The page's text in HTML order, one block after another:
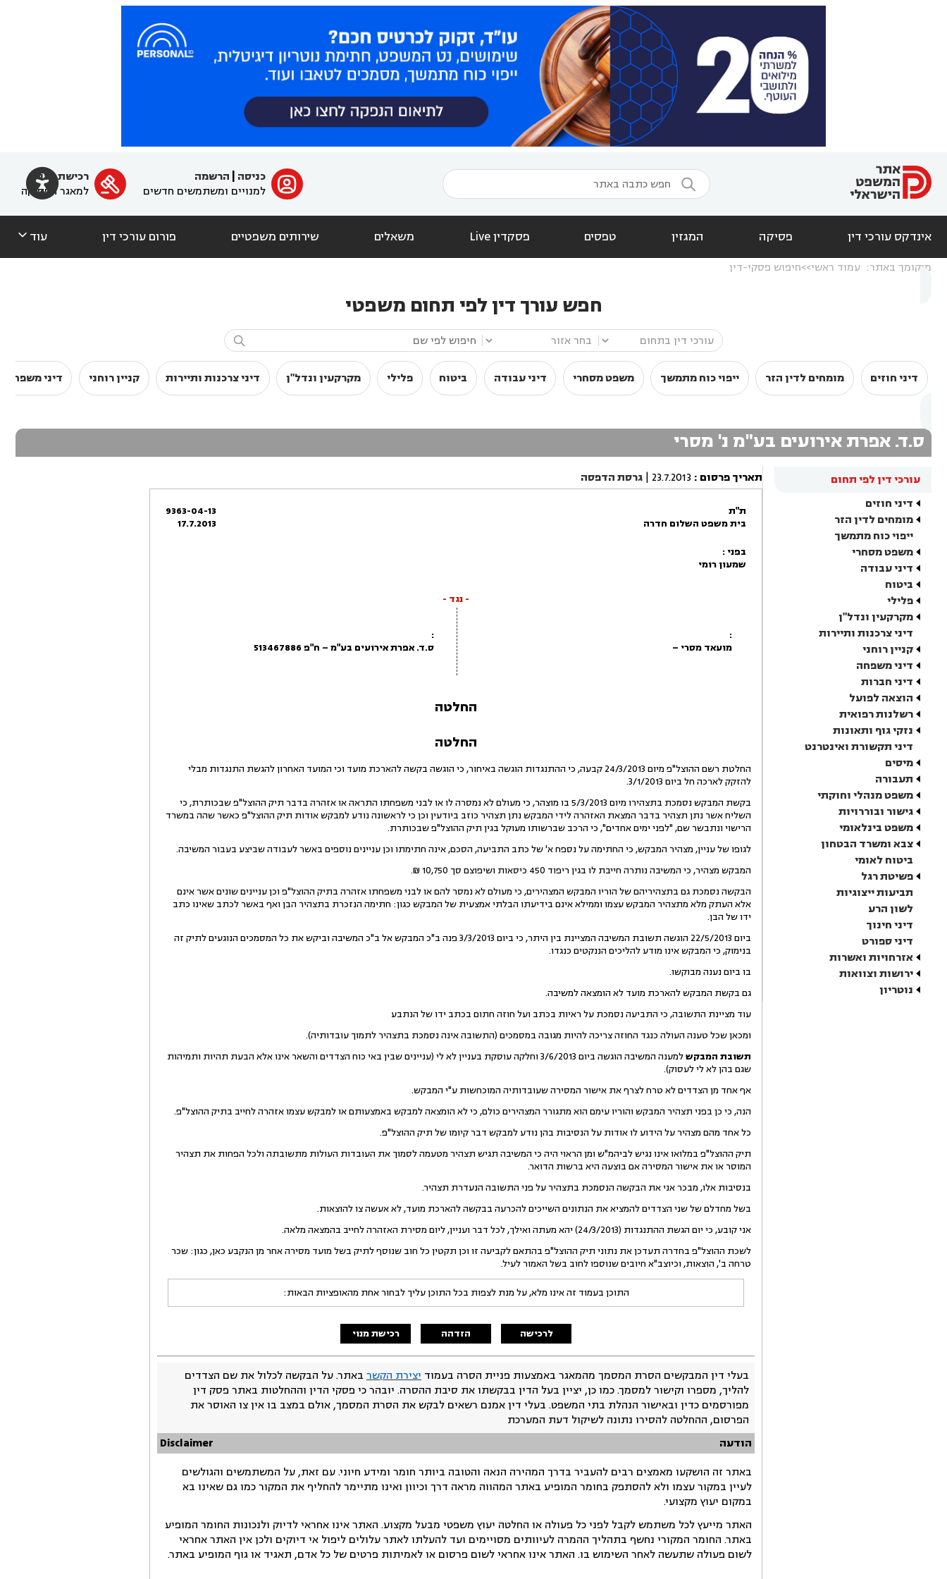
  ﱐ כניסה
הרשמה
למנויים ומשתמשים חדשים

רכישת מנוי
למאגר הפסיקה
אינדקס עורכי דין פסיקה המגזין טפסים פסקדין Live משאלים שירותים משפטיים פורום עורכי דין עוד 
מיקומך באתר: עמוד ראשי חיפוש פסקי-דין
חפש עורך דין לפי תחום משפטי

דיני חוזים מומחים לדין הזר ייפוי כוח מתמשך משפט מסחרי דיני עבודה ביטוח פלילי מקרקעין ונדל"ן דיני צרכנות ותיירות קניין רוחני דיני משפחה
ס.ד. אפרת אירועים בע"מ נ' מסרי
עורכי דין לפי תחום
דיני חוזים
מומחים לדין הזר
ייפוי כוח מתמשך
משפט מסחרי
דיני עבודה
ביטוח
פלילי
מקרקעין ונדל"ן
דיני צרכנות ותיירות
קניין רוחני
דיני משפחה
דיני חברות
הוצאה לפועל
רשלנות רפואית
נזקי גוף ותאונות
דיני תקשורת ואינטרנט
מיסים
תעבורה
משפט מנהלי וחוקתי
גישור ובוררויות
משפט בינלאומי
צבא ומשרד הבטחון
ביטוח לאומי
פשיטת רגל
תביעות ייצוגיות
לשון הרע
דיני חינוך
דיני ספורט
אזרחויות ואשרות
ירושות וצוואות
נוטריון
תאריך פרסום :
23.7.2013
| גרסת הדפסה
ת"ת
בית משפט השלום חדרה
9363-04-13
17.7.2013
בפני :
שמעון רומי
- נגד -
:
מועאד מסרי –
:
ס.ד. אפרת אירועים בע"מ – ח"פ 513467886
החלטה
החלטה
החלטת רשם ההוצל"פ מיום 24/3/2013 קבעה, כי ההתנגדות הוגשה באיחור, כי הוגשה בקשה להארכת מועד וכי המועד האחרון להגשת התנגדות מבלי
להזקק לארכה חל ביום 3/1/2013.
בקשת המבקש נסמכת בתצהירו מיום 5/3/2013 בו מוצהר, כי מעולם לא נמסרה לו או לבני משפחתו התראה או אזהרה בדבר תיק ההוצל"פ שבכותרת, כי
השליח אשר נתן תצהיר בדבר המצאת האזהרה לידי המבקש נתן תצהיר כוזב ביודעין וכן כי לראשונה נודע למבקש אודות תיק ההוצל"פ כאשר שהה במשרד
הרישוי ונתבשר שם, "לפני ימים אחדים", כי הרכב שברשותו מעוקל בגין תיק ההוצל"פ שבכותרת.
לגופו של עניין, מצהיר המבקש, כי החתימה על נספח א' של כתב התביעה, הסכם, אינה חתימתו וכן עניינים נוספים באשר לעבודה שביצע בעבור המשיבה.
המבקש מצהיר, כי המשיבה נותרה חייבת לו בגין ריפוד 450 כיסאות ושיפוצם סך 10,750 ₪.
הבקשה נסמכת גם בתצהיריהם של הוריו המבקש המצהירים, כי מעולם לא נמסר להם או לבני משפחתו אזהרה בתיק ההוצל"פ וכן עניינים שונים אשר אינם
אלא העתק מלא מתצהיר המבקש עצמו וממילא אינם בידיעתו הבלתי אמצעית של המבקש כגון: חתימה הנזכרת בתצהיר הבן ואף באשר לכתב שאינו כתב
ידו של הבן.
ביום 22/5/2013 הוגשה תשובת המשיבה המציינת בין היתר, כי ביום 3/3/2013 פנה ב"כ המבקש אל ב"כ המשיבה וביקש את כל המסמכים הנוגעים לתיק זה
בנימוק, כי המבקש אינו מודע להליכים הננקטים כנגדו.
בו ביום נענה מבוקשו.
גם בקשת המבקש להארכת מועד לא הומצאה למשיבה.
עוד מציינת התשובה, כי התביעה נסמכת על ראיות בכתב ועל חוזה חתום בכתב ידו של הנתבע
ומכאן שכל טענה העולה כנגד החוזה צריכה להיות מגובה במסמכים (התשובה אינה נסמכת בתצהיר לתמוך עובדותיה).
תשובת המבקש
למענה המשיבה הוגשה ביום 3/6/2013 וחלקה עוסקת בעניין לא לי (עניינים שבין באי כוח הצדדים והשאר אינו אלא הבעת תהיות ותמיהות
שגם בהן לא לי לעסוק).
אף אחד מן הצדדים לא טרח לצרף את אישור המסירה שעובדותיה המוכחשות ע"י המבקש.
הנה, כי כן בפני תצהיר המבקש והוריו עימם הוא מתגורר המצהירים כולם, כי לא הומצאה למבקש באמצעותם או למבקש עצמו אזהרה לחייב בתיק ההוצל"פ.
כל אחד מהם מצהיר על הידוע לו אודות על הנסיבות בהן נודע למבקש דבר קיומו של תיק ההוצל"פ.
תיק ההוצל"פ במלואו אינו נגיש לביהמ"ש ומן הראוי היה כי המשיבה תגיש תצהיר מטעמה לסמוך את העובדות העולות מתשובתה ולכל הפחות את תצהיר
המוסר או את אישור המסירה אם בוצעה היא ברשות הדואר.
בנסיבות אלו, מבכר אני את הבקשה הנסמכת בתצהיר על פני התשובה הנעדרת תצהיר.
בשל מחדלם של שני הצדדים להמציא את הנתונים השייכים להכרעה בבקשה להארכת מועד, לא אעשה צו להוצאות.
אני קובע, כי יום הגשת ההתנגדות (24/3/2013) יהא מעתה ואילך, לכל דבר ועניין, ליום מסירת האזהרה לחייב בהמצאה מלאה.
לשכת ההוצל"פ בחדרה תעדכן את נתוני תיק ההוצל"פ בהתאם לקביעה זו וכן תקטין כל חוב שנוסף לתיק בשל מועד מסירה אחר מן הנקבע כאן, כגון: שכר
טרחה ב', הוצאות, וכיוצב"א חיובים שנוספו לחוב בשל האמור לעיל.
התוכן בעמוד זה אינו מלא, על מנת לצפות בכל התוכן עליך לבחור אחת מהאופציות הבאות:
לרכישה הזדהה רכישת מנוי
בעלי דין המבקשים הסרת המסמך מהמאגר באמצעות פניית הסרה בעמוד יצירת הקשר באתר. על הבקשה לכלול את שם הצדדים
להליך, מספרו וקישור למסמך. כמו כן, יציין בעל הדין בבקשתו את סיבת ההסרה. יובהר כי פסקי הדין וההחלטות באתר פסק דין
מפורסמים כדין ובאישור הנהלת בתי המשפט. בעלי דין אמנם רשאים לבקש את הסרת המסמך, אולם במצב בו אין צו האוסר את
הפרסום, ההחלטה להסירו נתונה לשיקול דעת המערכת
הודעה
Disclaimer
באתר זה הושקעו מאמצים רבים להעביר בדרך המהירה הנאה והטובה ביותר חומר ומידע חיוני. עם זאת, על המשתמשים והגולשים
לעיין במקור עצמו ולא להסתפק בחומר המופיע באתר המהווה מראה דרך וכיוון ואינו מתיימר להחליף את המקור כמו גם שאינו בא
במקום יעוץ מקצועי.
האתר מייעץ לכל משתמש לקבל לפני כל פעולה או החלטה יעוץ משפטי מבעל מקצוע. האתר אינו אחראי לדיוק ולנכונות החומר המופיע
באתר. החומר המקורי נחשף בתהליך ההמרה לעיוותים מסויימים ועד להעלתו לאתר עלולים ליפול אי דיוקים ולכן אין האתר אחראי
לשום פעולה שתעשה לאחר השימוש בו. האתר אינו אחראי לשום פרסום או לאמיתות פרטים של כל אדם, תאגיד או גוף המופיע באתר.